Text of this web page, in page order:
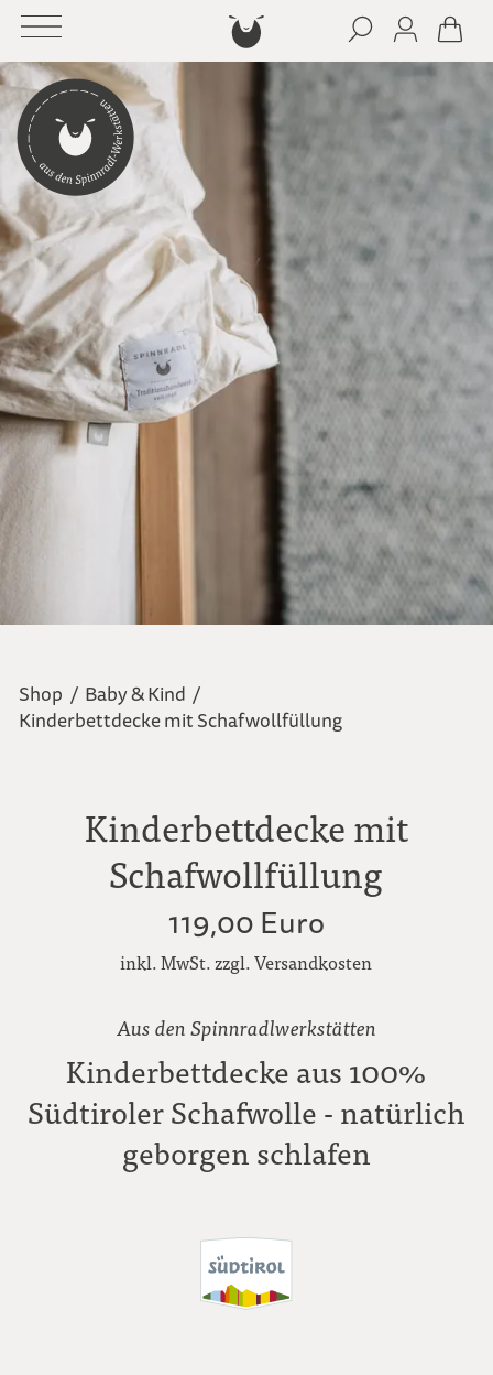
Shop / Baby & Kind /
Kinderbettdecke mit Schafwollfüllung
Kinderbettdecke mit
Schafwollfüllung
119,00 Euro
inkl. MwSt. zzgl. Versandkosten
Aus den Spinnradlwerkstätten
Kinderbettdecke aus 100%
Südtiroler Schafwolle - natürlich
geborgen schlafen